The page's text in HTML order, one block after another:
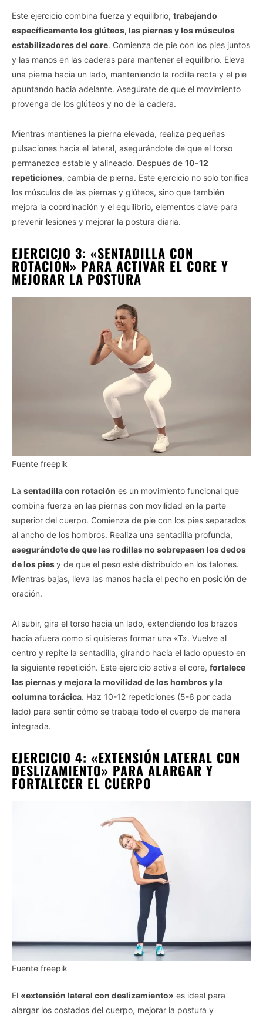
Este ejercicio combina fuerza y equilibrio, trabajando
específicamente los glúteos, las piernas y los músculos
estabilizadores del core. Comienza de pie con los pies juntos
y las manos en las caderas para mantener el equilibrio. Eleva
una pierna hacia un lado, manteniendo la rodilla recta y el pie
apuntando hacia adelante. Asegúrate de que el movimiento
provenga de los glúteos y no de la cadera.
Mientras mantienes la pierna elevada, realiza pequeñas
pulsaciones hacia el lateral, asegurándote de que el torso
permanezca estable y alineado. Después de 10-12
repeticiones, cambia de pierna. Este ejercicio no solo tonifica
los músculos de las piernas y glúteos, sino que también
mejora la coordinación y el equilibrio, elementos clave para
prevenir lesiones y mejorar la postura diaria.
EJERCICIO 3: «SENTADILLA CON
ROTACIÓN» PARA ACTIVAR EL CORE Y
MEJORAR LA POSTURA
Fuente freepik
La sentadilla con rotación es un movimiento funcional que
combina fuerza en las piernas con movilidad en la parte
superior del cuerpo. Comienza de pie con los pies separados
al ancho de los hombros. Realiza una sentadilla profunda,
asegurándote de que las rodillas no sobrepasen los dedos
de los piesy de que el peso esté distribuido en los talones.
Mientras bajas, lleva las manos hacia el pecho en posición de
oración.
Al subir, gira el torso hacia un lado, extendiendo los brazos
hacia afuera como si quisieras formar una «T». Vuelve al
centro y repite la sentadilla, girando hacia el lado opuesto en
la siguiente repetición. Este ejercicio activa el core, fortalece
las piernas y mejora la movilidad de los hombros y la
columna torácica. Haz 10-12 repeticiones (5-6 por cada
lado) para sentir cómo se trabaja todo el cuerpo de manera
integrada.
EJERCICIO 4: «EXTENSIÓN LATERAL CON
DESLIZAMIENTO» PARA ALARGAR Y
FORTALECER EL CUERPO
Fuente freepik
El «extensión lateral con deslizamiento» es ideal para
alargar los costados del cuerpo, mejorar la postura y